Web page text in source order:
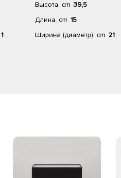
1
Высота, cm 39,5
Длина, cm 15
Ширина (диаметр), cm 21